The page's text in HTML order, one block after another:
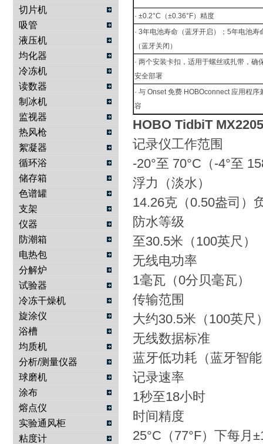
切片机
吸管
液压机
均化器
冷冻机
读数器
制冰机
监视器
热风枪
絮凝器
循环浴
储存箱
色谱罐
支架
仪器
防潮箱
电热包
分解炉
试验器
冷冻干燥机
旋涂仪
浴槽
均质机
分析/测量仪器
球磨机
涂布
熔点仪
实验通风柜
粘度计
· ±0.2°C（±0.36°F）精度
· 3年电池寿命（蓝牙开启）；5年电池寿
（蓝牙关闭）
· 两个安装卡扣，适用于螺丝或扎带，确
安全部署
· 与 Onset 免费 HOBOconnect 应用程序
容
HOBO TidbiT
记录仪工作范围
-20°至 70°C（-4°至
浮力（淡水）
14.26克（0.50盎司）
防水等级
至30.5米（100英尺）
无线电功率
1毫瓦（0分贝毫瓦）
传输范围
大约30.5米（100英尺
无线数据标准
蓝牙低功耗（蓝牙智
记录速率
1秒至18小时
时间精度
25°C（77°F）下每月